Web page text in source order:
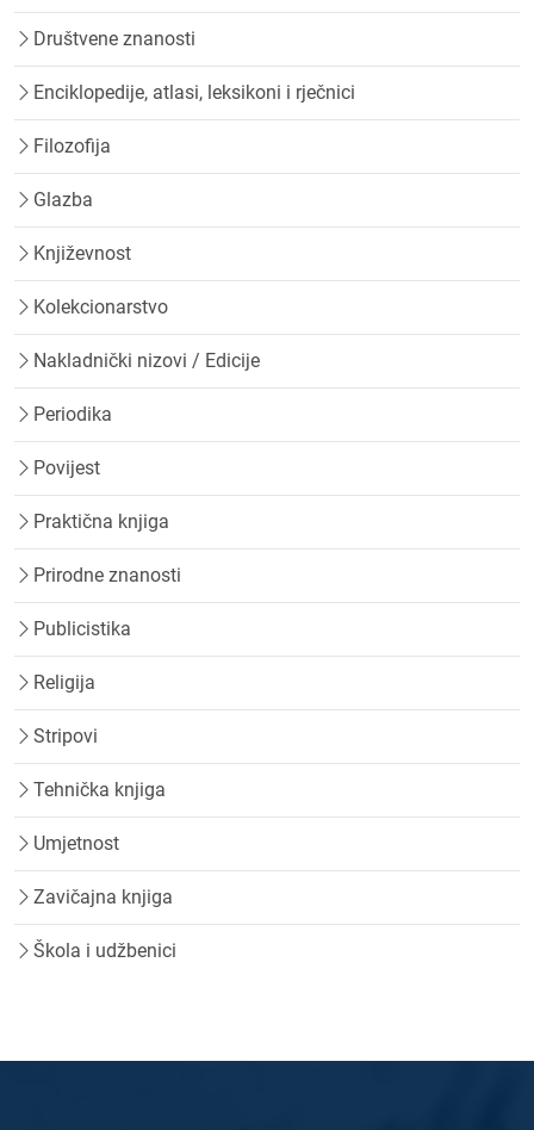
Društvene znanosti
Enciklopedije, atlasi, leksikoni i rječnici
Filozofija
Glazba
Književnost
Kolekcionarstvo
Nakladnički nizovi / Edicije
Periodika
Povijest
Praktična knjiga
Prirodne znanosti
Publicistika
Religija
Stripovi
Tehnička knjiga
Umjetnost
Zavičajna knjiga
Škola i udžbenici